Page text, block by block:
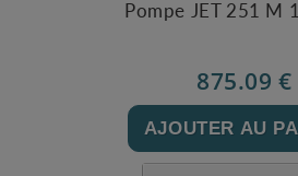
Pompe JET 251 M
875.09 €
AJOUTER AU